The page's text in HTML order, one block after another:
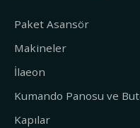
Paket Asansör
Makineler
İlaeon
Kumando Panosu ve
Kapılar